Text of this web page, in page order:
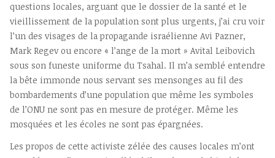
questions locales, arguant que le dossier de la santé et le
vieillissement de la population sont plus urgents, j’ai cru voir
l’un des visages de la propagande israélienne Avi Pazner,
Mark Regev ou encore « l’ange de la mort » Avital Leibovich
sous son funeste uniforme du Tsahal. Il m’a semblé entendre
la bête immonde nous servant ses mensonges au fil des
bombardements d’une population que même les symboles
de l’ONU ne sont pas en mesure de protéger. Même les
mosquées et les écoles ne sont pas épargnées.
Les propos de cette activiste zélée des causes locales m’ont